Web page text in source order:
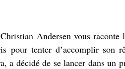
Andersen vous raconte
tenter d’accomplir son
a décidé de se lancer dans un